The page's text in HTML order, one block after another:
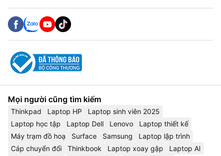
Mọi người cũng tìm kiếm
Thinkpad Laptop HP
Laptop sinh viên 2025
Laptop học tập
Laptop Dell Lenovo
Laptop thiết kế
Máy trạm đồ hoạ
Surface Samsung
Laptop lập trình
Cáp chuyển đổi
Thinkbook Laptop xoay gập
Laptop AI